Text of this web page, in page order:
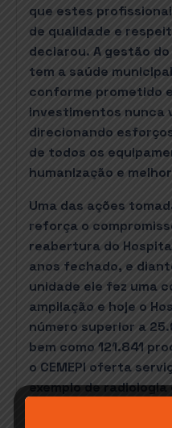
que estes
de qualidade e
declarou. A gestão
tem a saúde
conforme prometido
investimentos nunca
direcionando
de todos os
humanização e
Uma das ações
reforça o
reabertura do
anos fechado, e
unidade ele fez uma
ampliação e hoje o
número superior a
bem como 121.841
o CEMEPI oferta
exemplo de
e um espaço anexo